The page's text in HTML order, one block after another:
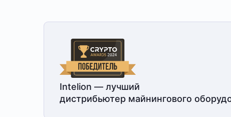
Intelion — лучший
дистрибьютер майнингового